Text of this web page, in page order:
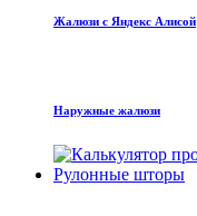
Жалюзи с Яндекс Алисой
Наружные жалюзи
Рулонные шторы